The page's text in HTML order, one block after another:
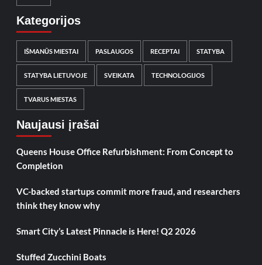
Kategorijos
IŠMANŪS MIESTAI PASLAUGOS RECEPTAI STATYBA
STATYBA LIETUVOJE SVEIKATA TECHNOLOGIJOS
TVARUS MIESTAS
Naujausi įrašai
Queens House Office Refurbishment: From Concept to
Completion
VC-backed startups commit more fraud, and researchers
think they know why
Smart City’s Latest Pinnacle is Here! Q2 2026
Stuffed Zucchini Boats